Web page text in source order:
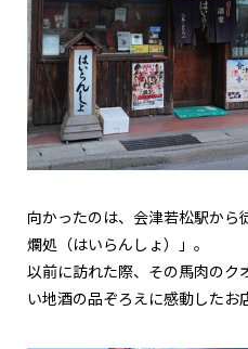
向かったのは、会津若松駅から
爛処（はいらんしょ）」。
以前に訪れた際、その馬肉のク
い地酒の品ぞろえに感動したお